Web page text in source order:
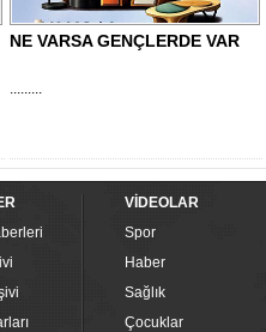
NE VARSA GENÇLERDE VAR
.........
VİDEOLAR
Spor
Haber
Sağlık
Çocuklar